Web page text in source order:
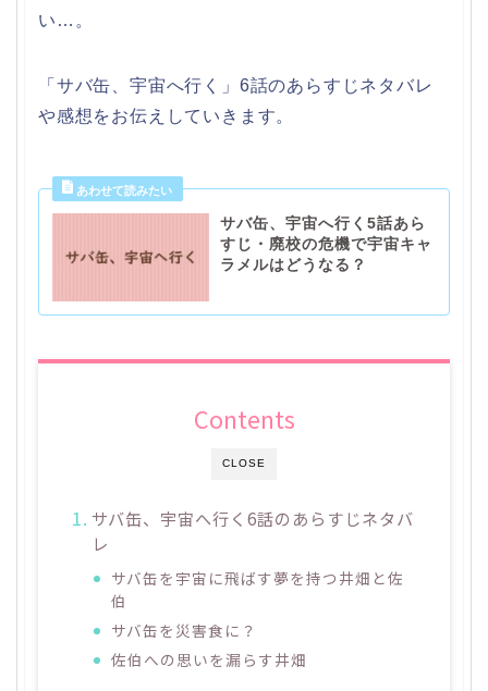
い…。
「サバ缶、宇宙へ行く」6話のあらすじネタバレ
や感想をお伝えしていきます。
サバ缶、宇宙へ行く5話あら
すじ・廃校の危機で宇宙キャ
ラメルはどうなる？
CLOSE
Contents
サバ缶、宇宙へ行く6話のあらすじネタバ
レ
サバ缶を宇宙に飛ばす夢を持つ井畑と佐
伯
サバ缶を災害食に？
佐伯への思いを漏らす井畑